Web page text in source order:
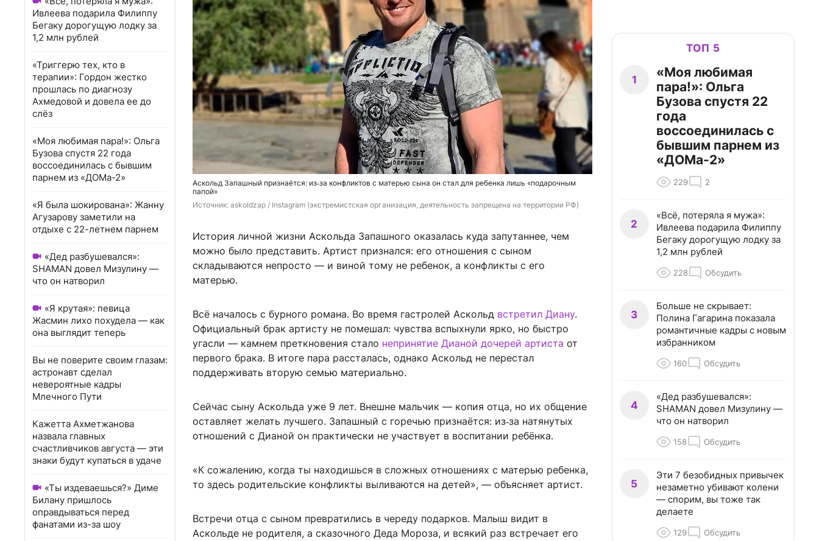
Ивлеева подарила Филиппу
Бегаку дорогущую лодку за
1,2 млн рублей
«Триггерю тех, кто в
терапии»: Гордон жестко
прошлась по диагнозу
Ахмедовой и довела ее до
слёз
«Моя любимая пара!»: Ольга
Бузова спустя 22 года
воссоединилась с бывшим
парнем из «ДОМа-2»
«Я была шокирована»: Жанну
Агузарову заметили на
отдыхе с 22-летнем парнем
«Дед разбушевался»:
SHAMAN довел Мизулину —
что он натворил
«Я крутая»: певица
Жасмин лихо похудела — как
она выглядит теперь
Вы не поверите своим глазам:
астронавт сделал
невероятные кадры
Млечного Пути
Кажетта Ахметжанова
назвала главных
счастливчиков августа — эти
знаки будут купаться в удаче
«Ты издеваешься?» Диме
Билану пришлось
оправдываться перед
фанатами из-за шоу
Аскольд Запашный признаётся: из‑за конфликтов с матерью сына он стал для ребенка лишь «подарочным
папой»
Источник: askoldzap / Instagram (экстремистская организация, деятельность запрещена на территории РФ)
История личной жизни Аскольда Запашного оказалась куда запутаннее, чем
можно было представить. Артист признался: его отношения с сыном
складываются непросто — и виной тому не ребенок, а конфликты с его
матерью.
Всё началось с бурного романа. Во время гастролей Аскольд встретил Диану.
Официальный брак артисту не помешал: чувства вспыхнули ярко, но быстро
угасли — камнем преткновения стало непринятие Дианой дочерей артиста от
первого брака. В итоге пара рассталась, однако Аскольд не перестал
поддерживать вторую семью материально.
Сейчас сыну Аскольда уже 9 лет. Внешне мальчик — копия отца, но их общение
оставляет желать лучшего. Запашный с горечью признаётся: из‑за натянутых
отношений с Дианой он практически не участвует в воспитании ребёнка.
«К сожалению, когда ты находишься в сложных отношениях с матерью ребенка,
то здесь родительские конфликты выливаются на детей», — объясняет артист.
Встречи отца с сыном превратились в череду подарков. Малыш видит в
Аскольде не родителя, а сказочного Деда Мороза, и всякий раз встречает его
ТОП 5
1
«Моя любимая
пара!»: Ольга
Бузова спустя 22
года
воссоединилась с
бывшим парнем из
«ДОМа-2»
229 2
2
«Всё, потеряла я мужа»:
Ивлеева подарила Филиппу
Бегаку дорогущую лодку за
1,2 млн рублей
228 Обсудить
3
Больше не скрывает:
Полина Гагарина показала
романтичные кадры с новым
избранником
160 Обсудить
4
«Дед разбушевался»:
SHAMAN довел Мизулину —
что он натворил
158 Обсудить
5
Эти 7 безобидных привычек
незаметно убивают колени
— спорим, вы тоже так
делаете
129 Обсудить